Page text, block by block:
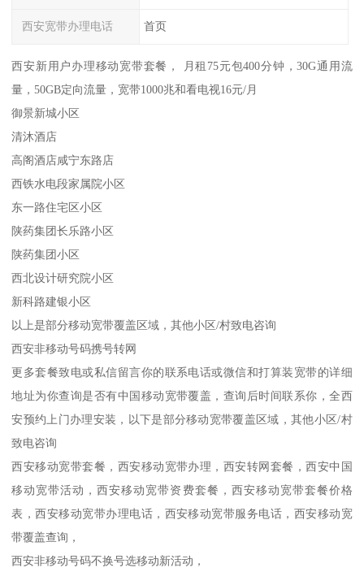
西安宽带办理电话 首页
西安新用户办理移动宽带套餐， 月租75元包400分钟，30G通用流
量，50GB定向流量，宽带1000兆和看电视16元/月
御景新城小区
清沐酒店
高阁酒店咸宁东路店
西铁水电段家属院小区
东一路住宅区小区
陕药集团长乐路小区
陕药集团小区
西北设计研究院小区
新科路建银小区
以上是部分移动宽带覆盖区域，其他小区/村致电咨询
西安非移动号码携号转网
更多套餐致电或私信留言你的联系电话或微信和打算装宽带的详细
地址为你查询是否有中国移动宽带覆盖，查询后时间联系你，全西
安预约上门办理安装，以下是部分移动宽带覆盖区域，其他小区/村
致电咨询
西安移动宽带套餐，西安移动宽带办理，西安转网套餐，西安中国
移动宽带活动，西安移动宽带资费套餐，西安移动宽带套餐价格
表，西安移动宽带办理电话，西安移动宽带服务电话，西安移动宽
带覆盖查询，
西安非移动号码不换号选移动新活动，